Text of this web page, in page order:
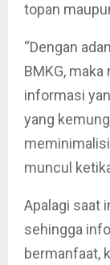
topan
“Dengan
BMKG,
informasi
yang
muncul
Apalagi saat
sehingga
bermanfaat,